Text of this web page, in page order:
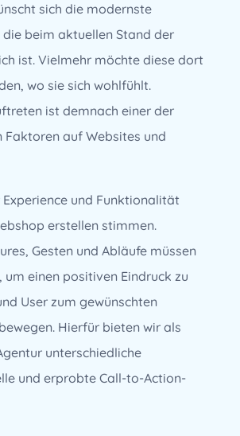
sich die modernste
beim aktuellen Stand der
ist. Vielmehr möchte diese dort
wo sie sich wohlfühlt.
ist demnach einer der
Faktoren auf Websites und
Experience und Funktionalität
erstellen stimmen.
Gesten und Abläufe müssen
um einen positiven Eindruck zu
User zum gewünschten
Hierfür bieten wir als
unterschiedliche
und erprobte Call-to-Action-